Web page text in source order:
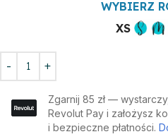
WYBIERZ
XS